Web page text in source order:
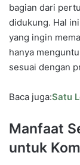
bagian dari
didukung. Hal
yang ingin
hanya
sesuai dengan
Baca juga:Satu
Manfaat
untuk